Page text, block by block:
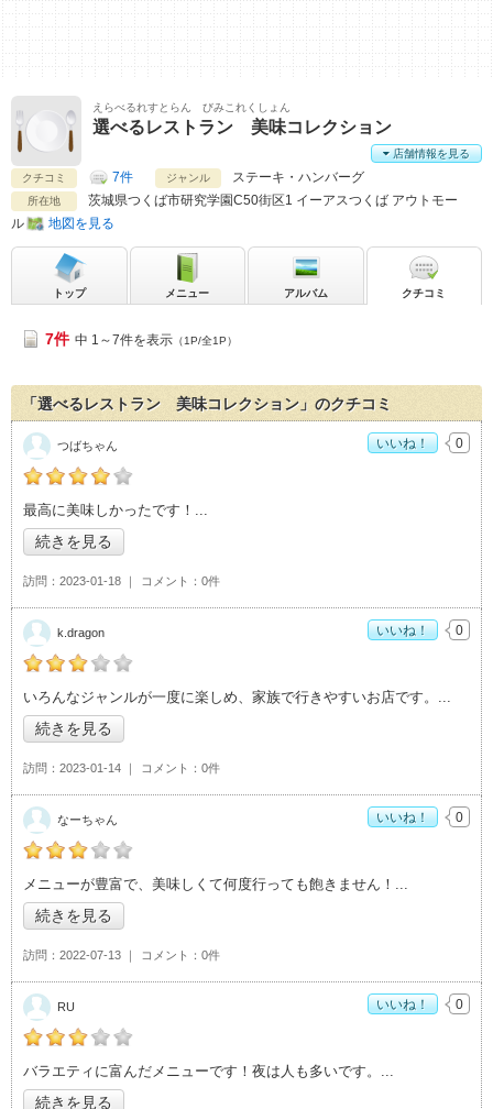
えらべるれすとらん びみこれくしょん
選べるレストラン 美味コレクション
クチコミ 7件 ジャンル ステーキ・ハンバーグ
所在地 茨城県つくば市研究学園C50街区1 イーアスつくば アウトモー
ル
地図を見る
店舗情報を見る
トップ メニュー アルバム クチコミ
7件 中 1～7件を表示 （1P/全1P）
「選べるレストラン 美味コレクション」のクチコミ
つばちゃんの「選べるレストラン 美味コレクション>」おすす
め度：4
最高に美味しかったです！
続きを見る
訪問 2023-01-18 コメント 0件
つばちゃん いいね！ 0
k.dragonの「選べるレストラン 美味コレクション>」おすすめ
度：3
いろんなジャンルが一度に楽しめ、家族で行きやすいお店です。
続きを見る
訪問 2023-01-14 コメント 0件
k.dragon いいね！ 0
なーちゃんの「選べるレストラン 美味コレクション>」おすす
め度：3
メニューが豊富で、美味しくて何度行っても飽きません！
続きを見る
訪問 2022-07-13 コメント 0件
なーちゃん いいね！ 0
RUの「選べるレストラン 美味コレクション>」おすすめ度：
バラエティに富んだメニューです！夜は人も多いです。
続きを見る
RU いいね！ 0